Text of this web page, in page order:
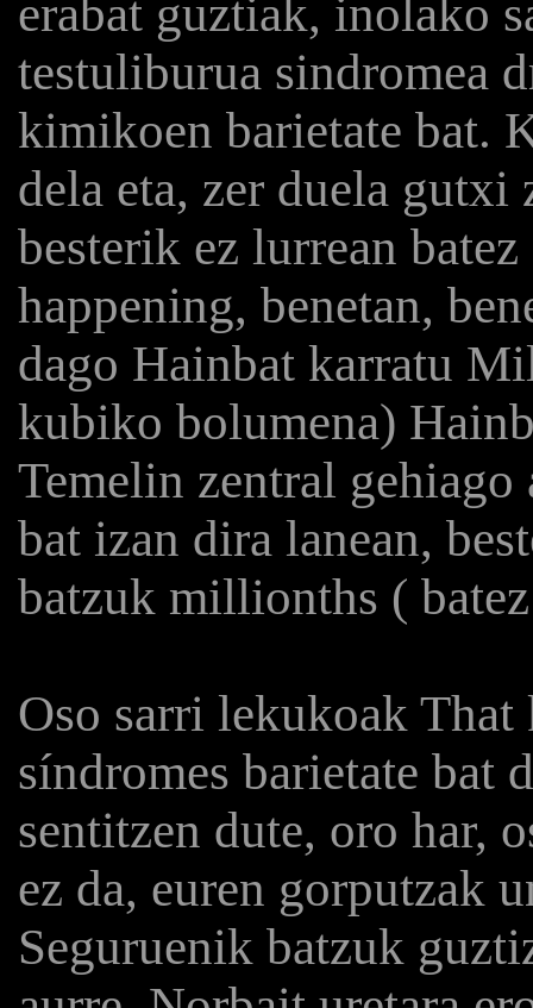
erabat guztiak, inolako
testuliburua sindromea
kimikoen barietate bat.
dela eta, zer duela
besterik ez lurrean
happening, benetan,
dago Hainbat karratu
kubiko bolumena)
Temelin zentral gehiago
bat izan dira lanean,
batzuk millionths (
Oso sarri lekukoak That
síndromes barietate bat
sentitzen dute, oro har,
ez da, euren gorputzak
Seguruenik batzuk